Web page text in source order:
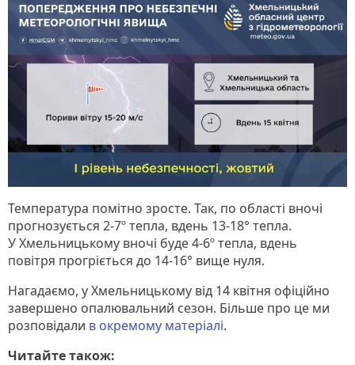
Температура помітно зросте. Так, по області вночі
прогнозується 2-7º тепла, вдень 13-18° тепла.
У Хмельницькому вночі буде 4-6º тепла, вдень
повітря прогріється до 14-16° вище нуля.
Нагадаємо, у Хмельницькому від 14 квітня офіційно
завершено опалювальний сезон. Більше про це ми
розповідали в окремому матеріалі.
Читайте також: